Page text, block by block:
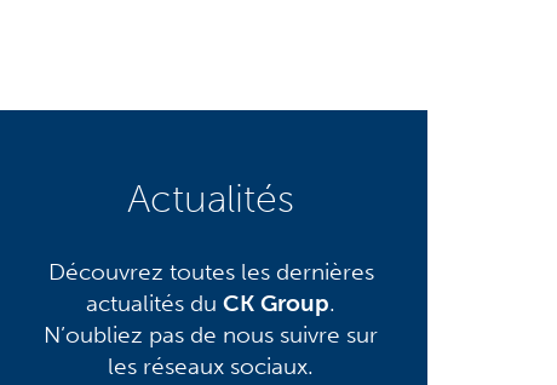
Actualités
Découvrez toutes les dernières
actualités duCK Group.
N’oubliez pas de nous suivre sur
les réseaux sociaux.